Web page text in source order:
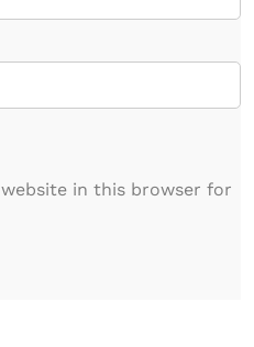
website in this browser for